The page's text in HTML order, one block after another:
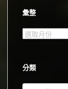
彙整
彙
分類